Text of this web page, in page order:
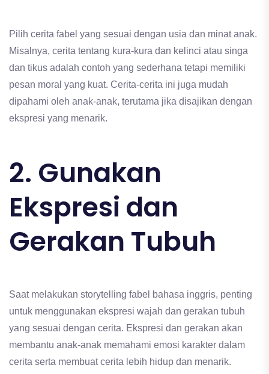
Pilih cerita fabel yang sesuai dengan usia dan minat anak.
Misalnya, cerita tentang kura-kura dan kelinci atau singa
dan tikus adalah contoh yang sederhana tetapi memiliki
pesan moral yang kuat. Cerita-cerita ini juga mudah
dipahami oleh anak-anak, terutama jika disajikan dengan
ekspresi yang menarik.
2. Gunakan
Ekspresi dan
Gerakan Tubuh
Saat melakukan storytelling fabel bahasa inggris, penting
untuk menggunakan ekspresi wajah dan gerakan tubuh
yang sesuai dengan cerita. Ekspresi dan gerakan akan
membantu anak-anak memahami emosi karakter dalam
cerita serta membuat cerita lebih hidup dan menarik.